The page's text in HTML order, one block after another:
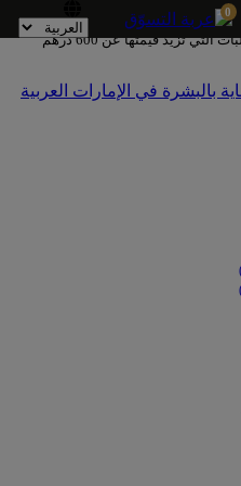
شحن مجاني داخل الإمارات العربية المتحدة للطلبات التي تزيد قيمتها عن 250
درهمًا إماراتيًا. شحن مجاني عالميًا للطلبات التي تزيد قيمتها عن 600 درهم
0